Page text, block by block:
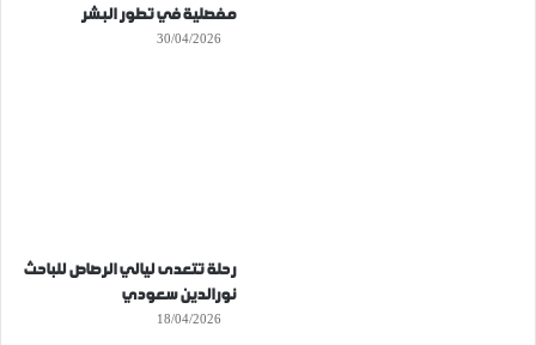
مفصلية في تطور البشر
30/04/2026
رحلة تتعدى ليالي الرصاص للباحث
نورالدين سعودي
18/04/2026